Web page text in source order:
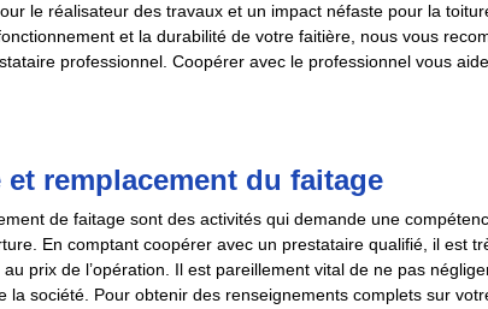
le réalisateur des travaux et un impact néfaste pour la
et la durabilité de votre faitière, nous vous
professionnel. Coopérer avec le professionnel vous
et remplacement du faitage
de faitage sont des activités qui demande une
En comptant coopérer avec un prestataire qualifié, il est
au prix de l’opération. Il est pareillement vital de ne pas
la société. Pour obtenir des renseignements complets sur